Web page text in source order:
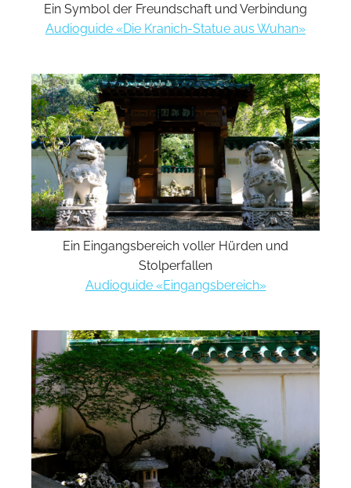
Ein Symbol der Freundschaft und Verbindung
Audioguide «Die Kranich-Statue aus Wuhan»
Ein Eingangsbereich voller Hürden und
Stolperfallen
Audioguide «Eingangsbereich»